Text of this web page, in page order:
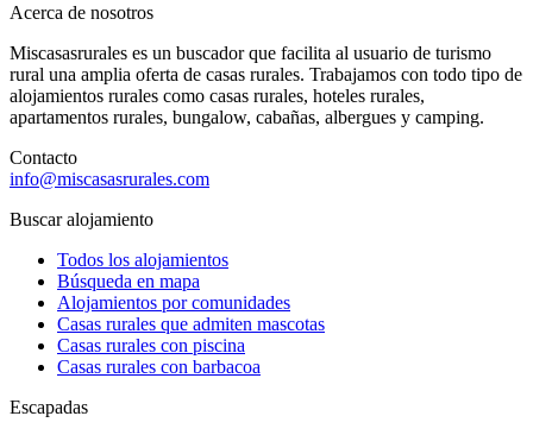
Acerca de nosotros
Miscasasrurales es un buscador que facilita al usuario de turismo
rural una amplia oferta de casas rurales. Trabajamos con todo tipo de
alojamientos rurales como casas rurales, hoteles rurales,
apartamentos rurales, bungalow, cabañas, albergues y camping.
Contacto
info@miscasasrurales.com
Buscar alojamiento
Todos los alojamientos
Búsqueda en mapa
Alojamientos por comunidades
Casas rurales que admiten mascotas
Casas rurales con piscina
Casas rurales con barbacoa
Escapadas